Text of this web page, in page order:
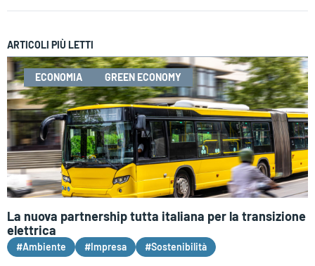
ARTICOLI PIÙ LETTI
ECONOMIA GREEN ECONOMY
La nuova partnership tutta italiana per la transizione
elettrica
#Ambiente #Impresa #Sostenibilità